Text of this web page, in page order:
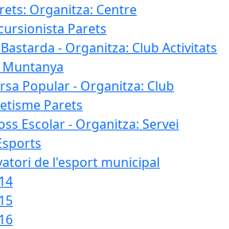
Organitza: Centre
Parets
Bastarda - Organitza: Club Activitats
Popular - Organitza: Club
Parets
Escolar - Organitza: Servei
de l'esport municipal